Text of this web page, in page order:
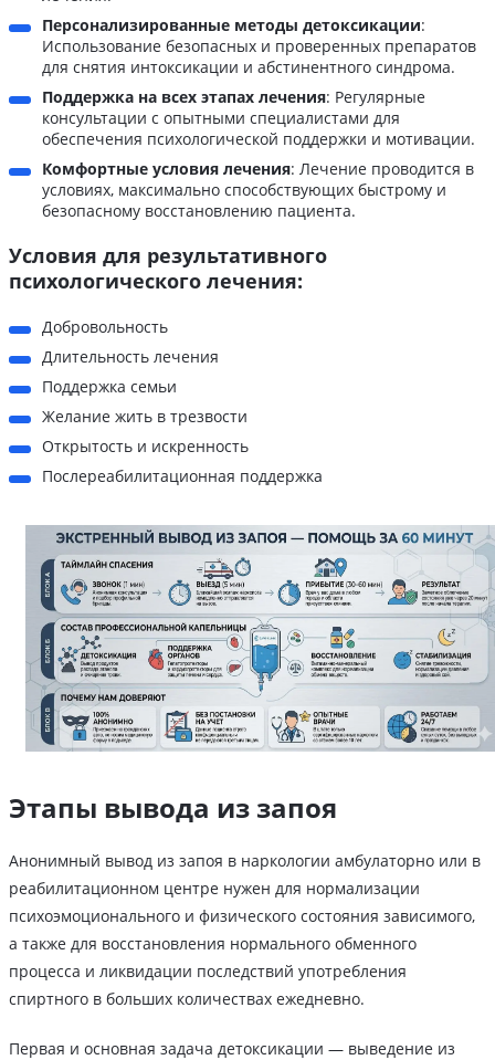
Персонализированные методы детоксикации:
Использование безопасных и проверенных препаратов
для снятия интоксикации и абстинентного синдрома.
Поддержка на всех этапах лечения: Регулярные
консультации с опытными специалистами для
обеспечения психологической поддержки и мотивации.
Комфортные условия лечения: Лечение проводится в
условиях, максимально способствующих быстрому и
безопасному восстановлению пациента.
Условия для результативного
психологического лечения:
Добровольность
Длительность лечения
Поддержка семьи
Желание жить в трезвости
Открытость и искренность
Послереабилитационная поддержка
Этапы вывода из запоя
Анонимный вывод из запоя в наркологии амбулаторно или в
реабилитационном центре нужен для нормализации
психоэмоционального и физического состояния зависимого,
а также для восстановления нормального обменного
процесса и ликвидации последствий употребления
спиртного в больших количествах ежедневно.
Первая и основная задача детоксикации — выведение из